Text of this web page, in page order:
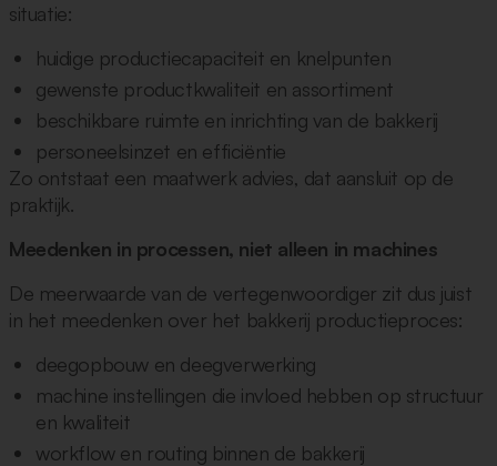
situatie:
huidige productiecapaciteit en knelpunten
gewenste productkwaliteit en assortiment
beschikbare ruimte en inrichting van de bakkerij
personeelsinzet en efficiëntie
Zo ontstaat een maatwerk advies, dat aansluit op de
praktijk.
Meedenken in processen, niet alleen in machines
De meerwaarde van de vertegenwoordiger zit dus juist
in het meedenken over het bakkerij productieproces:
deegopbouw en deegverwerking
machine instellingen die invloed hebben op structuur
en kwaliteit
workflow en routing binnen de bakkerij